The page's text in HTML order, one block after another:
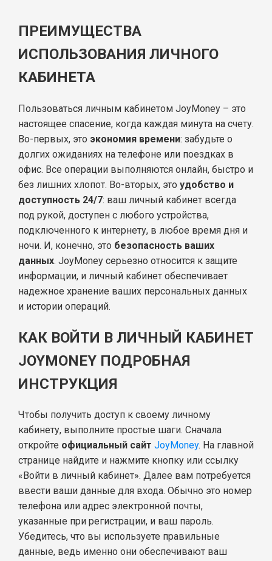
ПРЕИМУЩЕСТВА
ИСПОЛЬЗОВАНИЯ ЛИЧНОГО
КАБИНЕТА
Пользоваться личным кабинетом JoyMoney – это
настоящее спасение, когда каждая минута на счету.
Во-первых, это экономия времени: забудьте о
долгих ожиданиях на телефоне или поездках в
офис. Все операции выполняются онлайн, быстро и
без лишних хлопот. Во-вторых, это удобство и
доступность 24/7: ваш личный кабинет всегда
под рукой, доступен с любого устройства,
подключенного к интернету, в любое время дня и
ночи. И, конечно, это безопасность ваших
данных. JoyMoney серьезно относится к защите
информации, и личный кабинет обеспечивает
надежное хранение ваших персональных данных
и истории операций.
КАК ВОЙТИ В ЛИЧНЫЙ КАБИНЕТ
JOYMONEY ПОДРОБНАЯ
ИНСТРУКЦИЯ
Чтобы получить доступ к своему личному
кабинету, выполните простые шаги. Сначала
откройте официальный сайт JoyMoney. На главной
странице найдите и нажмите кнопку или ссылку
«Войти в личный кабинет». Далее вам потребуется
ввести ваши данные для входа. Обычно это номер
телефона или адрес электронной почты,
указанные при регистрации, и ваш пароль.
Убедитесь, что вы используете правильные
данные, ведь именно они обеспечивают ваш